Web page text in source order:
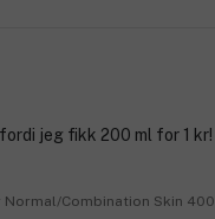
jeg fikk 200 ml for 1 kr!
Normal/Combination Skin 400